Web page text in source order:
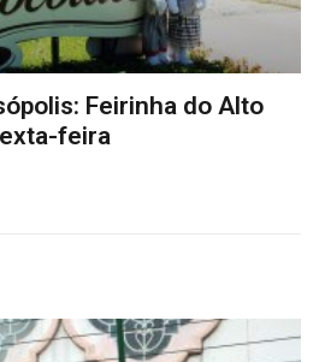
Feirinha do Alto
feira